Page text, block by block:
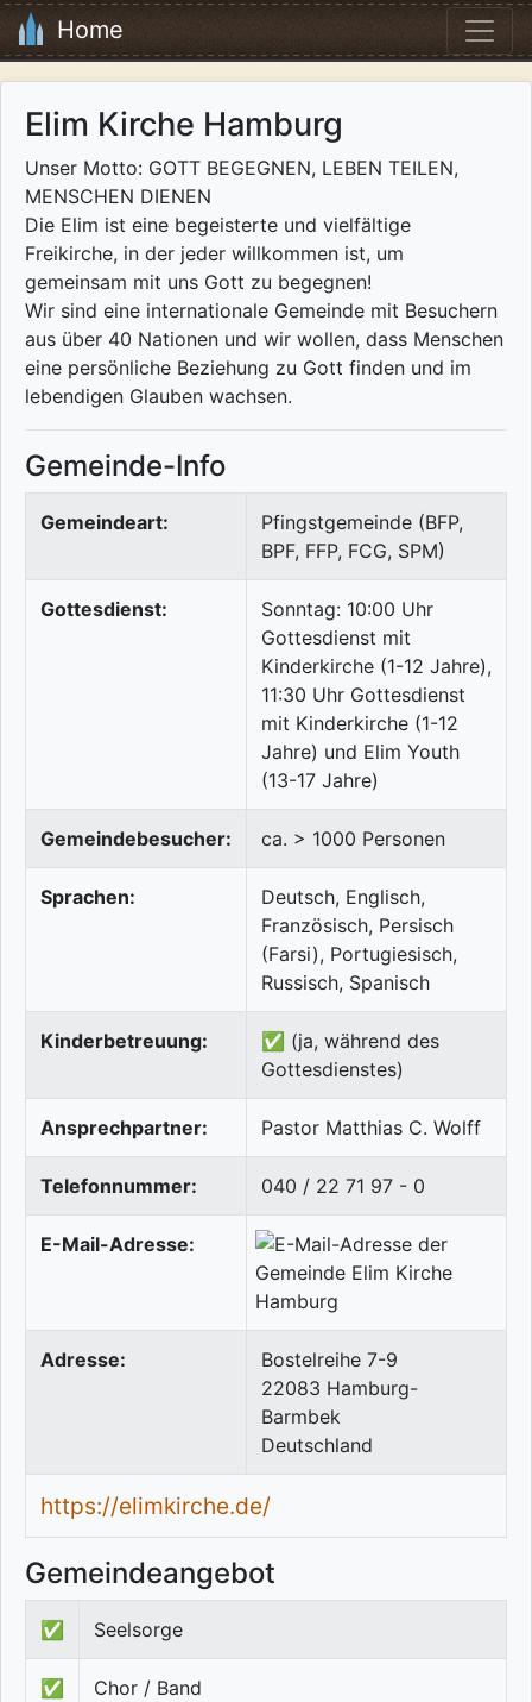
Home
Elim Kirche Hamburg
Unser Motto: GOTT BEGEGNEN, LEBEN TEILEN,
MENSCHEN DIENEN
Die Elim ist eine begeisterte und vielfältige
Freikirche, in der jeder willkommen ist, um
gemeinsam mit uns Gott zu begegnen!
Wir sind eine internationale Gemeinde mit Besuchern
aus über 40 Nationen und wir wollen, dass Menschen
eine persönliche Beziehung zu Gott finden und im
lebendigen Glauben wachsen.
Gemeinde-Info
Gemeindeart:
Pfingstgemeinde (BFP,
BPF, FFP, FCG, SPM)
Gottesdienst:
Sonntag: 10:00 Uhr
Gottesdienst mit
Kinderkirche (1-12 Jahre),
11:30 Uhr Gottesdienst
mit Kinderkirche (1-12
Jahre) und Elim Youth
(13-17 Jahre)
Gemeindebesucher: ca. > 1000 Personen
Sprachen:
Deutsch, Englisch,
Französisch, Persisch
(Farsi), Portugiesisch,
Russisch, Spanisch
Kinderbetreuung:
✅ (ja, während des
Gottesdienstes)
Ansprechpartner: Pastor Matthias C. Wolff
Telefonnummer: 040 / 22 71 97 - 0
E-Mail-Adresse:
Adresse:
Bostelreihe 7-9
22083 Hamburg-
Barmbek
Deutschland
https://elimkirche.de/
Gemeindeangebot
✅ Seelsorge
✅ Chor / Band